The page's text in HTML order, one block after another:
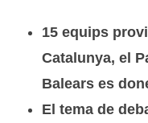
15 equips
Catalunya, el
Balears es
El tema de